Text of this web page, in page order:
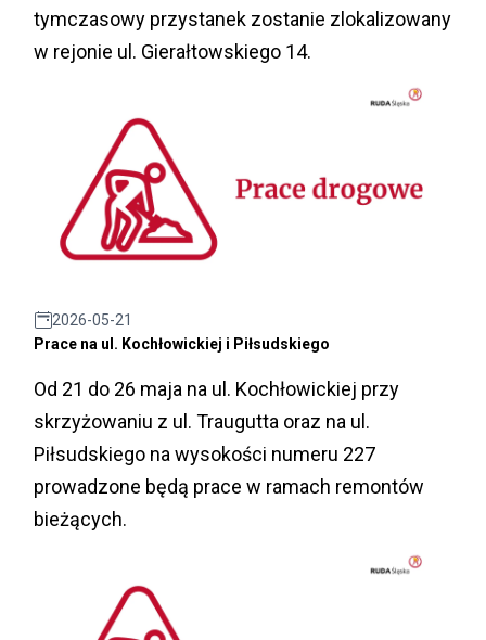
tymczasowy przystanek zostanie zlokalizowany
w rejonie ul. Gierałtowskiego 14.
2026-05-21
Prace na ul. Kochłowickiej i Piłsudskiego
Od 21 do 26 maja na ul. Kochłowickiej przy
skrzyżowaniu z ul. Traugutta oraz na ul.
Piłsudskiego na wysokości numeru 227
prowadzone będą prace w ramach remontów
bieżących.